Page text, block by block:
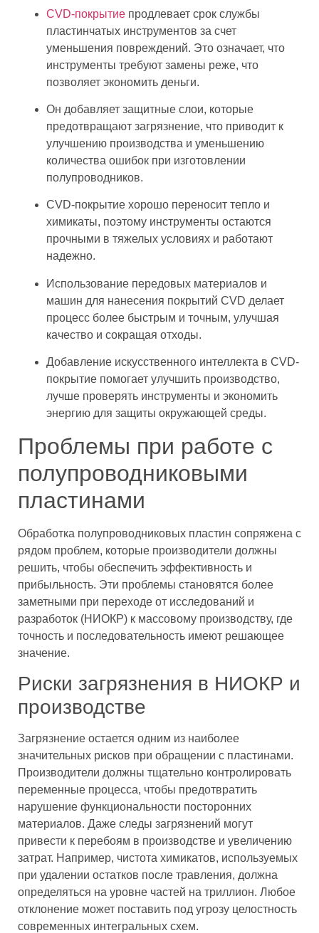
CVD-покрытие продлевает срок службы
пластинчатых инструментов за счет
уменьшения повреждений. Это означает, что
инструменты требуют замены реже, что
позволяет экономить деньги.
Он добавляет защитные слои, которые
предотвращают загрязнение, что приводит к
улучшению производства и уменьшению
количества ошибок при изготовлении
полупроводников.
CVD-покрытие хорошо переносит тепло и
химикаты, поэтому инструменты остаются
прочными в тяжелых условиях и работают
надежно.
Использование передовых материалов и
машин для нанесения покрытий CVD делает
процесс более быстрым и точным, улучшая
качество и сокращая отходы.
Добавление искусственного интеллекта в CVD-
покрытие помогает улучшить производство,
лучше проверять инструменты и экономить
энергию для защиты окружающей среды.
Проблемы при работе с
полупроводниковыми
пластинами
Обработка полупроводниковых пластин сопряжена с
рядом проблем, которые производители должны
решить, чтобы обеспечить эффективность и
прибыльность. Эти проблемы становятся более
заметными при переходе от исследований и
разработок (НИОКР) к массовому производству, где
точность и последовательность имеют решающее
значение.
Риски загрязнения в НИОКР и
производстве
Загрязнение остается одним из наиболее
значительных рисков при обращении с пластинами.
Производители должны тщательно контролировать
переменные процесса, чтобы предотвратить
нарушение функциональности посторонних
материалов. Даже следы загрязнений могут
привести к перебоям в производстве и увеличению
затрат. Например, чистота химикатов, используемых
при удалении остатков после травления, должна
определяться на уровне частей на триллион. Любое
отклонение может поставить под угрозу целостность
современных интегральных схем.